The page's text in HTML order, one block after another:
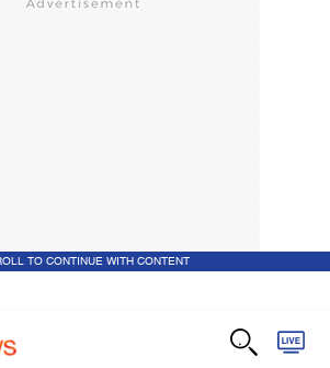
TO CONTINUE WITH CONTENT